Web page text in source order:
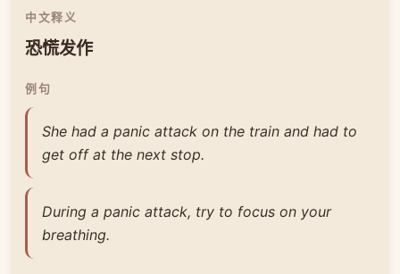
中文释义
恐慌发作
例句
She had a panic attack on the train and had to
get off at the next stop.
During a panic attack, try to focus on your
breathing.